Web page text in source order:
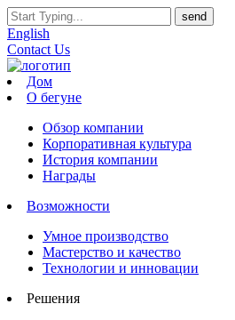
English
Contact Us
Дом
О бегуне
Обзор компании
Корпоративная культура
История компании
Награды
Возможности
Умное производство
Мастерство и качество
Технологии и инновации
Решения